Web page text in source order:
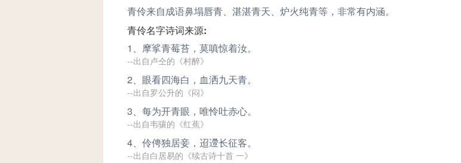
青伶来自成语鼻塌唇青、湛湛青天、炉火纯青等，非常有内涵。
青伶名字诗词来源:
1、摩挲青莓苔，莫嗔惊着汝。
--出自卢仝的《村醉》
2、眼看四海白，血洒九天青。
--出自罗公升的《闷》
3、每为开青眼，唯怜吐赤心。
--出自韦骧的《红蕉》
4、 伶俜独居妾，迢遰长征客。
--出自白居易的《续古诗十首 一》